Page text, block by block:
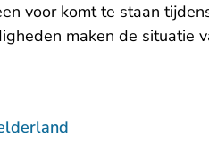
voor komt te staan
maken de situatie